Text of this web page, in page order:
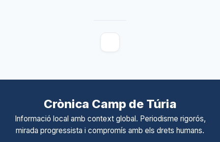
Crònica Camp de Túria
Informació local amb context global. Periodisme rigorós,
mirada progressista i compromís amb els drets humans.